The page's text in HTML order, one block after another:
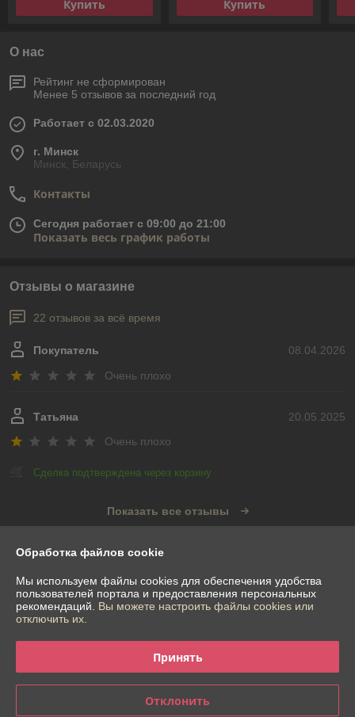
Купить Купить
О нас
Рейтинг не сформирован
Менее 5 отзывов за последний год
Работает с 02.03.2020
г. Минск
Минск, Беларусь
Контакты
Сегодня работает с 09:00 до 21:00
Показать весь график работы
Отзывы о магазине
22 отзывов за всё время
08.04.2026
Покупатель
Очень плохо
20.05.2025
Татьяна
Очень плохо
Сделка подтверждена через корзину
Показать все отзывы
Контакты
Доставка и оплата
График работы
Полная версия сайта
Обработка файлов cookie
Мы используем файлы cookies для обеспечения удобства
пользователей портала и предоставления персональных
рекомендаций. Вы можете настроить файлы cookies или
отключить их.
Принять
Отклонить